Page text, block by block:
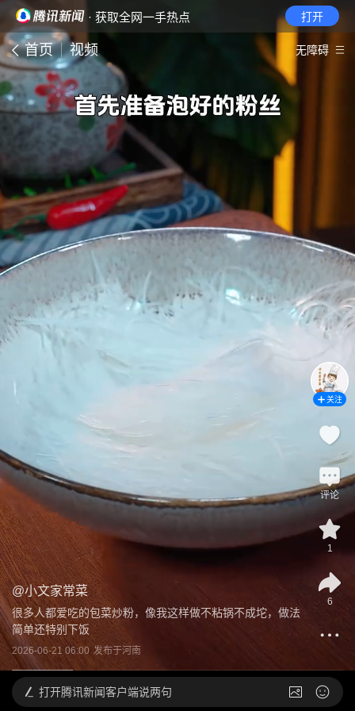
· 获取全网一手热点 打开
首页 视频 无障碍
@小文家常菜
很多人都爱吃的包菜炒粉，像我这样做不粘锅不成坨，做法
简单还特别下饭
2026-06-21 06:00 发布于河南
关注
评论
1
6
打开腾讯新闻客户端说两句